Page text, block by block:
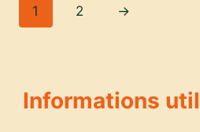
1 2 →
Informations